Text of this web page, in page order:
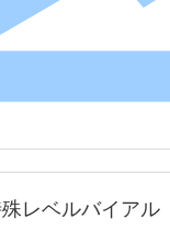
レベルバイアル